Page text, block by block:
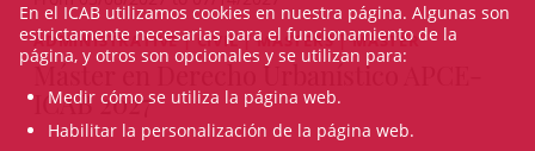
ADMINISTRATIVE | CIVIL | MASTERS | MASTER
Máster en Derecho Urbanístico APCE-
ICAB 2027
En el ICAB utilizamos cookies en nuestra página. Algunas son
estrictamente necesarias para el funcionamiento de la
página, y otros son opcionales y se utilizan para:
Medir cómo se utiliza la página web.
Habilitar la personalización de la página web.